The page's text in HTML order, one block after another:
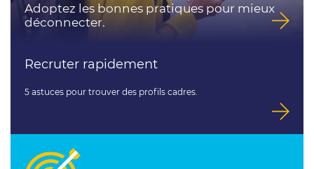
Adoptez les bonnes pratiques pour mieux
déconnecter.
Recruter rapidement
5 astuces pour trouver des profils cadres.